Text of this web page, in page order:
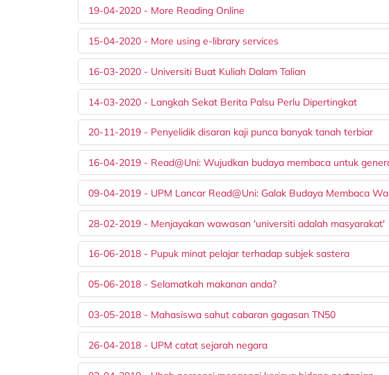
19-04-2020 - More Reading Online
15-04-2020 - More using e-library services
16-03-2020 - Universiti Buat Kuliah Dalam Talian
14-03-2020 - Langkah Sekat Berita Palsu Perlu Dipertingkat
20-11-2019 - Penyelidik disaran kaji punca banyak tanah terbiar
16-04-2019 - Read@Uni: Wujudkan budaya membaca untuk
09-04-2019 - UPM Lancar Read@Uni: Galak Budaya Membaca
28-02-2019 - Menjayakan wawasan 'universiti adalah masyarakat'
16-06-2018 - Pupuk minat pelajar terhadap subjek sastera
05-06-2018 - Selamatkah makanan anda?
03-05-2018 - Mahasiswa sahut cabaran gagasan TN50
26-04-2018 - UPM catat sejarah negara